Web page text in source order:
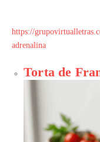
https://
adrenalina
Torta de